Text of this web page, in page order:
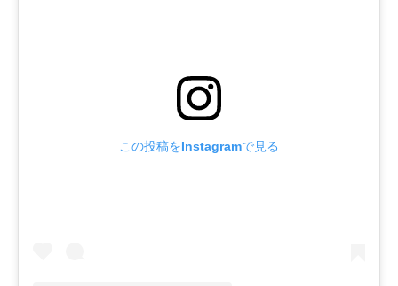
この投稿をInstagramで見る